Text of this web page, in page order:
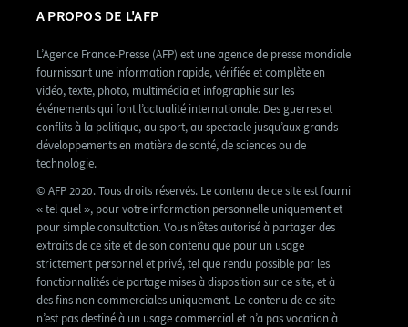
A PROPOS DE L'AFP
L’Agence France-Presse (AFP) est une agence de presse mondiale
fournissant une information rapide, vérifiée et complète en
vidéo, texte, photo, multimédia et infographie sur les
événements qui font l’actualité internationale. Des guerres et
conflits à la politique, au sport, au spectacle jusqu’aux grands
développements en matière de santé, de sciences ou de
technologie.
© AFP 2020. Tous droits réservés. Le contenu de ce site est fourni
« tel quel », pour votre information personnelle uniquement et
pour simple consultation. Vous n’êtes autorisé à partager des
extraits de ce site et de son contenu que pour un usage
strictement personnel et privé, tel que rendu possible par les
fonctionnalités de partage mises à disposition sur ce site, et à
des fins non commerciales uniquement. Le contenu de ce site
n’est pas destiné à un usage commercial et n’a pas vocation à